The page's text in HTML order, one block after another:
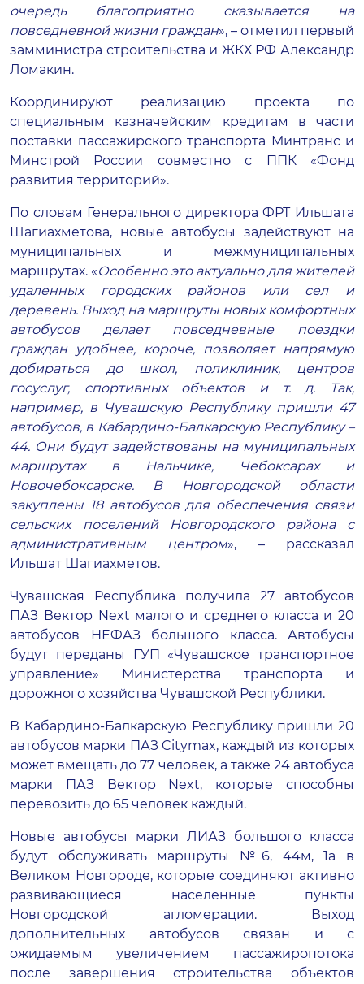
очередь благоприятно сказывается на
повседневной жизни граждан», – отметил первый
замминистра строительства и ЖКХ РФ Александр
Ломакин.
Координируют реализацию проекта по
специальным казначейским кредитам в части
поставки пассажирского транспорта Минтранс и
Минстрой России совместно с ППК «Фонд
развития территорий».
По словам Генерального директора ФРТ Ильшата
Шагиахметова, новые автобусы задействуют на
муниципальных и межмуниципальных
маршрутах. «Особенно это актуально для жителей
удаленных городских районов или сел и
деревень. Выход на маршруты новых комфортных
автобусов делает повседневные поездки
граждан удобнее, короче, позволяет напрямую
добираться до школ, поликлиник, центров
госуслуг, спортивных объектов и т. д. Так,
например, в Чувашскую Республику пришли 47
автобусов, в Кабардино-Балкарскую Республику –
44. Они будут задействованы на муниципальных
маршрутах в Нальчике, Чебоксарах и
Новочебоксарске. В Новгородской области
закуплены 18 автобусов для обеспечения связи
сельских поселений Новгородского района с
административным центром», – рассказал
Ильшат Шагиахметов.
Чувашская Республика получила 27 автобусов
ПАЗ Вектор Next малого и среднего класса и 20
автобусов НЕФАЗ большого класса. Автобусы
будут переданы ГУП «Чувашское транспортное
управление» Министерства транспорта и
дорожного хозяйства Чувашской Республики.
В Кабардино-Балкарскую Республику пришли 20
автобусов марки ПАЗ Citymax, каждый из которых
может вмещать до 77 человек, а также 24 автобуса
марки ПАЗ Вектор Next, которые способны
перевозить до 65 человек каждый.
Новые автобусы марки ЛИАЗ большого класса
будут обслуживать маршруты №6, 44м, 1а в
Великом Новгороде, которые соединяют активно
развивающиеся населенные пункты
Новгородской агломерации. Выход
дополнительных автобусов связан и с
ожидаемым увеличением пассажиропотока
после завершения строительства объектов